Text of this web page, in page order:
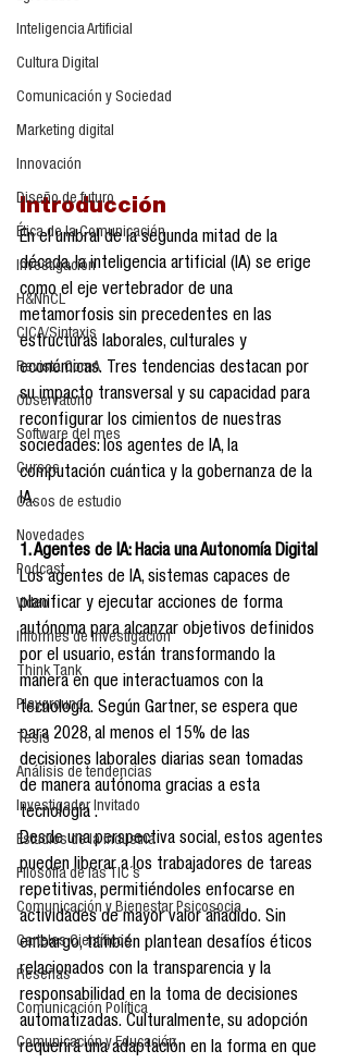
Inteligencia Artificial
Cultura Digital
Comunicación y Sociedad
Marketing digital
Innovación
Diseño de futuro
Ética de la Comunicación
Investigación
H&NhCL
CICA/Sintaxis
Revista ComA
Observatorio
Software del mes
Cursos
Casos de estudio
Novedades
Podcast
Video
Informes de investigación
Think Tank
Playground
Tesis
Análisis de tendencias
Investigador Invitado
Estudios de la industria
Filosofía de las TIC´s
Comunicación y Bienestar Psicosocia
Carteles Científicos
Reseñas
Comunicación Política
Comunicación y Educación
Introducción
En el umbral de la segunda mitad de la
década, la inteligencia artificial (IA) se erige
como el eje vertebrador de una
metamorfosis sin precedentes en las
estructuras laborales, culturales y
económicas. Tres tendencias destacan por
su impacto transversal y su capacidad para
reconfigurar los cimientos de nuestras
sociedades: los agentes de IA, la
computación cuántica y la gobernanza de la
IA.
1. Agentes de IA: Hacia una Autonomía Digital
Los agentes de IA, sistemas capaces de
planificar y ejecutar acciones de forma
autónoma para alcanzar objetivos definidos
por el usuario, están transformando la
manera en que interactuamos con la
tecnología. Según Gartner, se espera que
para 2028, al menos el 15% de las
decisiones laborales diarias sean tomadas
de manera autónoma gracias a esta
tecnología .
Desde una perspectiva social, estos agentes
pueden liberar a los trabajadores de tareas
repetitivas, permitiéndoles enfocarse en
actividades de mayor valor añadido. Sin
embargo, también plantean desafíos éticos
relacionados con la transparencia y la
responsabilidad en la toma de decisiones
automatizadas. Culturalmente, su adopción
requerirá una adaptación en la forma en que